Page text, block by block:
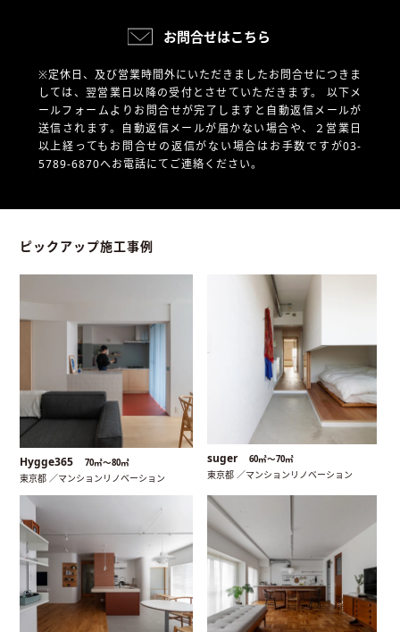
お問合せはこちら
※定休日、及び営業時間外にいただきましたお問合せにつきま
しては、翌営業日以降の受付とさせていただきます。 以下メ
ールフォームよりお問合せが完了しますと自動返信メールが
送信されます。自動返信メールが届かない場合や、
２営業日
以上経ってもお問合せの返信がない場合はお手数ですが03-
5789-6870へお電話にてご連絡ください。
ピックアップ施工事例
Hygge365 70㎡〜80㎡
東京都 ／マンションリノベーション
suger 60㎡〜70㎡
東京都 ／マンションリノベーション